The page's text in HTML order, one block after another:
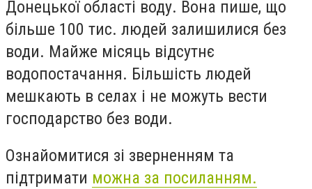
Донецької області воду. Вона пише, що
більше 100 тис. людей залишилися без
води. Майже місяць відсутнє
водопостачання. Більшість людей
мешкають в селах і не можуть вести
господарство без води.
Ознайомитися зі зверненням та
підтримати можна за посиланням.